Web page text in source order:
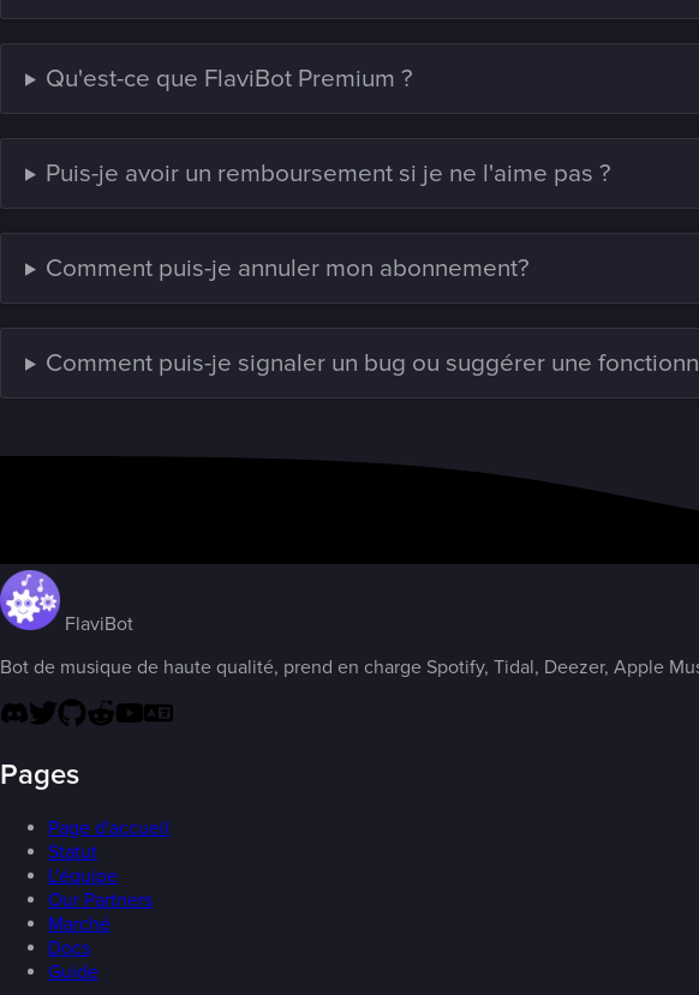
Qu'est-ce que FlaviBot Premium ?
Puis-je avoir un remboursement si je ne l'aime pas ?
Comment puis-je annuler mon abonnement?
Comment puis-je signaler un bug ou suggérer une
FlaviBot
Bot de musique de haute qualité, prend en charge Spotify, Tidal, Deezer, Apple
Pages
Page d'accueil
Statut
L'équipe
Our Partners
Marché
Docs
Guide